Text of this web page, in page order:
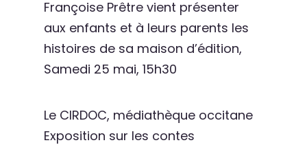
Françoise Prêtre vient présenter
aux enfants et à leurs parents les
histoires de sa maison d’édition,
Samedi 25 mai, 15h30
Le CIRDOC, médiathèque occitane
Exposition sur les contes